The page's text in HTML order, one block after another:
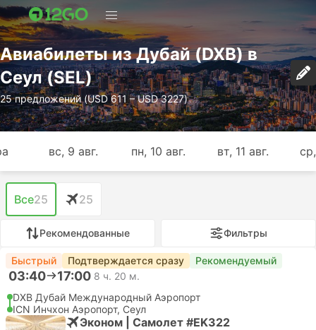
Авиабилеты из Дубай (DXB) в
Сеул (SEL)
25 предложений (USD 611 – USD 3227)
вс, 9 авг. пн, 10 авг. вт, 11 авг.
Все25 25
Рекомендованные Фильтры
Быстрый Подтверждается сразу Рекомендуемый
03:40 17:00 8 ч. 20 м.
DXB Дубай Международный Аэропорт
ICN Инчхон Аэропорт, Сеул
Эконом | Самолет #EK322